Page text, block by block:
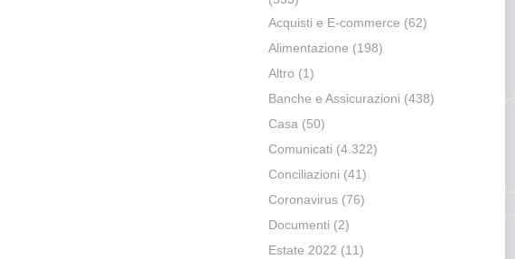
Acquisti e E-commerce (62)
Alimentazione (198)
Altro (1)
Banche e Assicurazioni (438)
Casa (50)
Comunicati (4.322)
Conciliazioni (41)
Coronavirus(76)
Documenti (2)
Estate 2022 (11)